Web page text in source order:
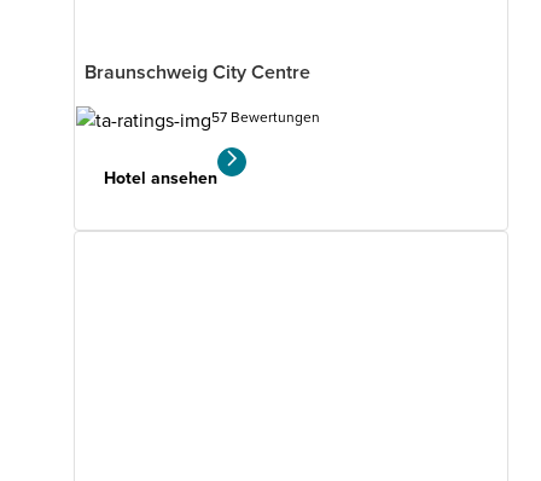
Braunschweig City Centre
57 Bewertungen
Hotel ansehen